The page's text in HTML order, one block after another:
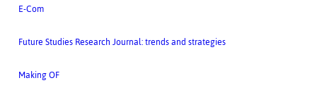
E-Com
Future Studies Research Journal: trends and strategies
Making OF